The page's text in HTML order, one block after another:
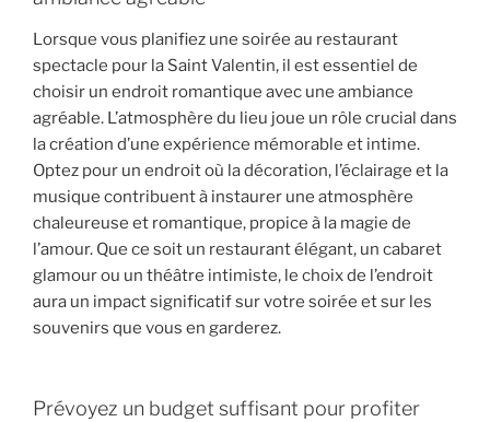
Lorsque vous planifiez une soirée au restaurant
spectacle pour la Saint Valentin, il est essentiel de
choisir un endroit romantique avec une ambiance
agréable. L’atmosphère du lieu joue un rôle crucial dans
la création d’une expérience mémorable et intime.
Optez pour un endroit où la décoration, l’éclairage et la
musique contribuent à instaurer une atmosphère
chaleureuse et romantique, propice à la magie de
l’amour. Que ce soit un restaurant élégant, un cabaret
glamour ou un théâtre intimiste, le choix de l’endroit
aura un impact significatif sur votre soirée et sur les
souvenirs que vous en garderez.
Prévoyez un budget suffisant pour profiter